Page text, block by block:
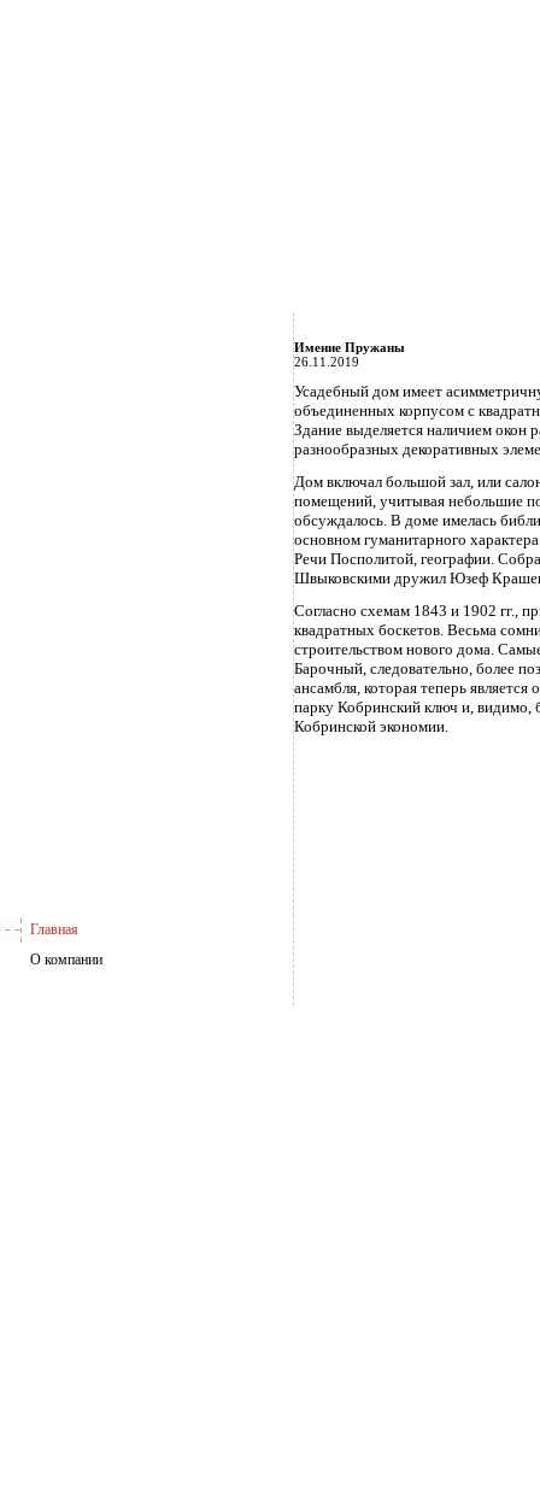
Имение Пружаны
26.11.2019
Усадебный дом имеет
объединенных корпусом с
Здание выделяется наличием окон
разнообразных декоративных
Дом включал большой зал, или
помещений, учитывая небольшие
обсуждалось. В доме имелась
основном гуманитарного
Речи Посполитой, географии.
Швыковскими дружил Юзеф
Согласно схемам 1843 и 1902 гг.,
квадратных боскетов. Весьма
строительством нового дома.
Барочный, следовательно, более
ансамбля, которая теперь
парку Кобринский ключ и, видимо,
Кобринской экономии.
Главная
О компании